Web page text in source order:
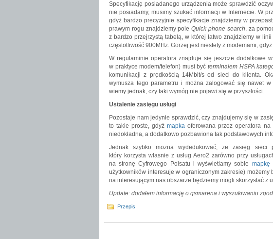
Specyfikację posiadanego urządzenia może sprawdzić
nie posiadamy, musimy szukać informacji w Internecie. W
gdyż bardzo precyzyjnie specyfikacje znajdziemy w
prawym rogu znajdziemy poleQuick phone search, za
z bardzo przejrzystą tabelą, w której łatwo znajdziemy w linii
częstotliwość 900MHz. Gorzej jest niestety z modemami,
W regulaminie operatora znajduje się jeszcze dodatkowe
w praktyce modem/telefon) musi być terminalem HSPA
komunikacji z prędkością 14Mbit/s od sieci do klienta.
wymusza tego parametru i można zalogować się nawet w
wiemy jednak, czy taki wymóg nie pojawi się w przyszłości.
Ustalenie zasięgu usługi
Pozostaje nam jedynie sprawdzić, czy znajdujemy się w
to takie proste, gdyżmapkaoferowana przez operatora
niedokładna, a dodatkowo pozbawiona tak podstawowych
Jednak szybko można wydedukować, że zasięg sieci
który korzysta własnie z usług Aero2 zarówno przy
na stronę Cyfrowego Polsatu i wyświetlamy sobie mapkę
użytkowników interesuje w ograniczonym zakresie) możemy
na interesującym nas obszarze będziemy mogli skorzystać z
Update: dodałem informację o gsmarena i wyszukiwaniu
Przepis